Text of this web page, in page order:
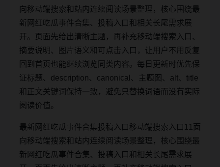
向移动端搜索和站内连续阅读场景整理，核心围绕最
新网红吃瓜事件合集、投稿入口和相关长尾需求展
开。页面先给出清晰主题，再补充移动端搜索入口、
摘要说明、图片语义和可点击入口，让用户不用反复
回到首页也能继续浏览同类内容。每日更新时优先保
证标题、description、canonical、主题图、alt、title
和正文关键词保持一致，避免只替换词语而没有实际
阅读价值。
最新网红吃瓜事件合集投稿入口移动端搜索入口11面
向移动端搜索和站内连续阅读场景整理，核心围绕最
新网红吃瓜事件合集、投稿入口和相关长尾需求展